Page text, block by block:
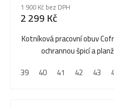
produktu
je
5,0
hvězdiček.
1 900 Kč bez DPH
2 299 Kč
Kotníková pracovní obuv
ochrannou špicí a
39
40 41 42 43